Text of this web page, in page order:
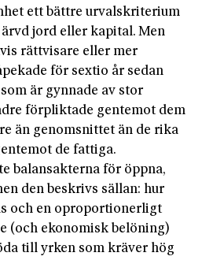
ett bättre urvalskriterium
jord eller kapital. Men
rättvisare eller mer
för sextio år sedan
är gynnade av stor
förpliktade gentemot dem
än genomsnittet än de rika
de fattiga.
balansakterna för öppna,
den beskrivs sällan: hur
och en oproportionerligt
(och ekonomisk belöning)
till yrken som kräver hög